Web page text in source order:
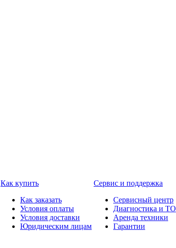
Как купить
Как заказать
Условия оплаты
Условия доставки
Юридическим лицам
Сервис и поддержка
Сервисный центр
Диагностика и ТО
Аренда техники
Гарантии